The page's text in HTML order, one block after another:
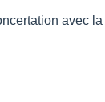
avec